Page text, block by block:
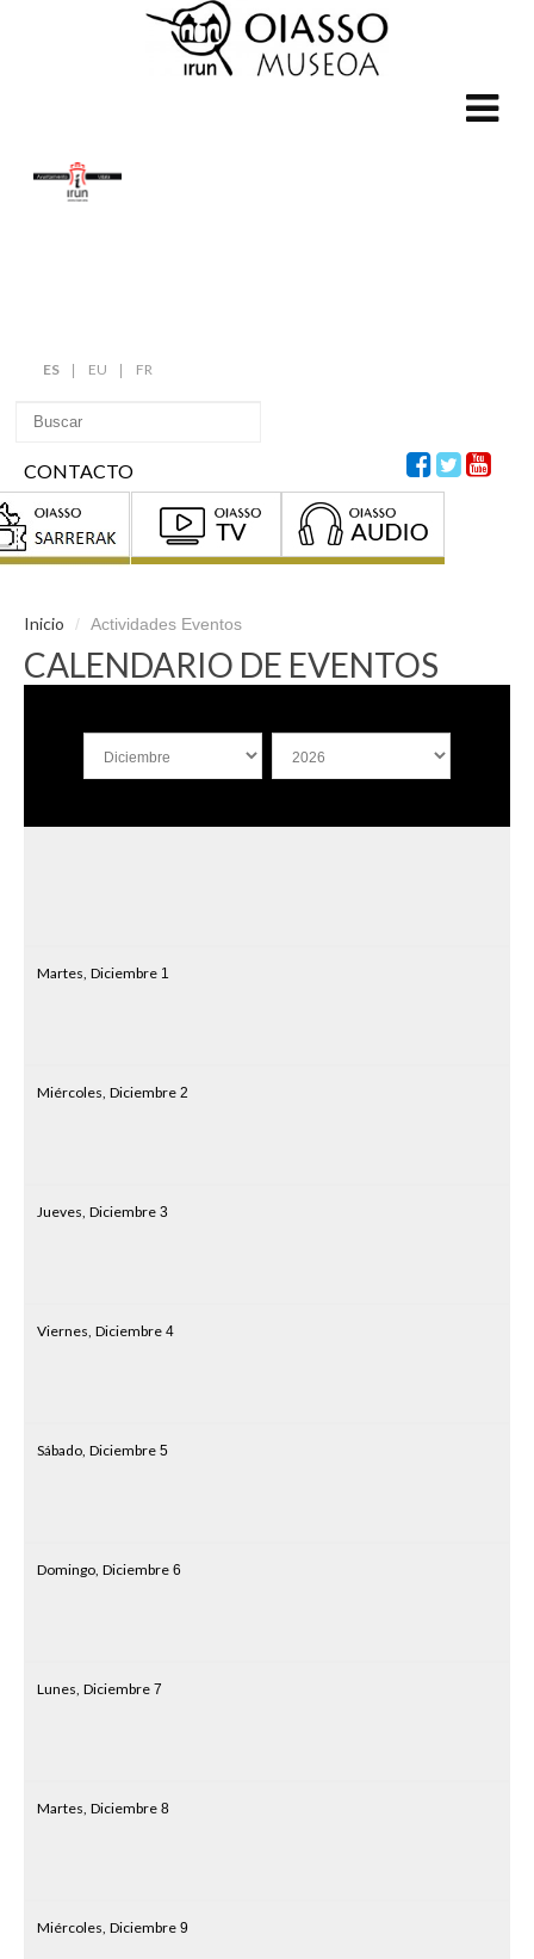
ES EU FR
CONTACTO
Inicio / Actividades Eventos
CALENDARIO DE EVENTOS
Martes, Diciembre 1
Miércoles, Diciembre 2
Jueves, Diciembre 3
Viernes, Diciembre 4
Sábado, Diciembre 5
Domingo, Diciembre 6
Lunes, Diciembre 7
Martes, Diciembre 8
Miércoles, Diciembre 9